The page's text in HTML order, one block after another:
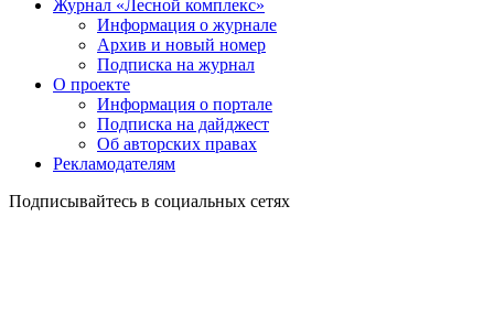
Журнал «Лесной комплекс»
Информация о журнале
Архив и новый номер
Подписка на журнал
О проекте
Информация о портале
Подписка на дайджест
Об авторских правах
Рекламодателям
Подписывайтесь в социальных сетях